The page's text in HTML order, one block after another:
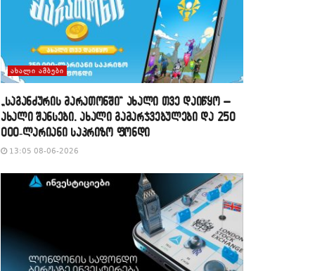
ᲐᲮᲐᲚᲘ ᲐᲛᲑᲔᲑᲘ
„საგანძურის მარათონში“ ახალი თვე დაიწყო –
ახალი შანსები, ახალი გამარჯვებულები და 250
000-ლარიანი საპრიზო ფონდი
13:05 08-06-2026